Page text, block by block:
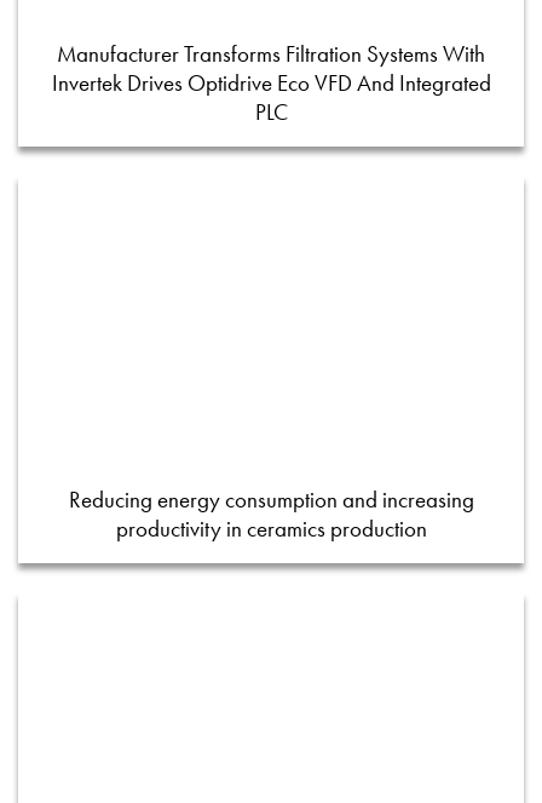
Manufacturer Transforms Filtration Systems With
Invertek Drives Optidrive Eco VFD And Integrated
PLC
Reducing energy consumption and increasing
productivity in ceramics production